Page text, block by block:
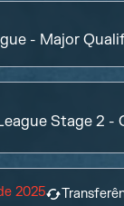
- Major
Stage 2 -
2025